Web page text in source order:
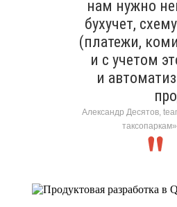
нам нужно
бухучет,
(платежи,
и с учетом
и
Александр Десятов,